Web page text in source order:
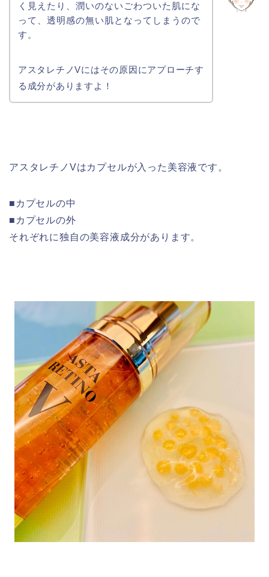
く見えたり、潤いのないごわついた肌にな
って、透明感の無い肌となってしまうので
す。
アスタレチノVにはその原因にアプローチす
る成分がありますよ！
アスタレチノVはカプセルが入った美容液です。
■カプセルの中
■カプセルの外
それぞれに独自の美容液成分があります。